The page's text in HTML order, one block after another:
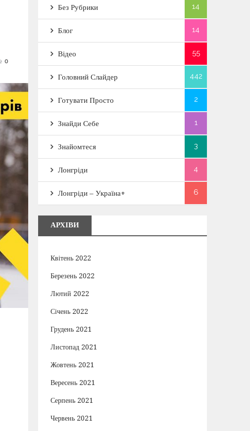
0
Без Рубрики 14
Блог 14
Відео 55
Головний Слайдер 442
Готувати Просто 2
Знайди Себе 1
Знайомтеся 3
Лонгріди 4
Лонгріди – Україна+ 6
АРХІВИ
Квітень 2022
Березень 2022
Лютий 2022
Січень 2022
Грудень 2021
Листопад 2021
Жовтень 2021
Вересень 2021
Серпень 2021
Червень 2021